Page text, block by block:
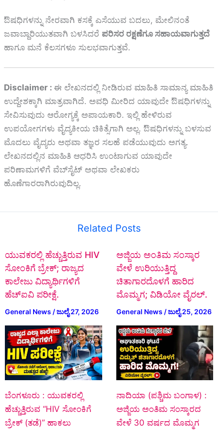
ಔಷಧಿಗಳನ್ನು ನೇರವಾಗಿ ಕಸಕ್ಕೆ ಎಸೆಯುವ ಬದಲು, ಮೇಲಿನಂತೆ
ಜವಾಬ್ದಾರಿಯುತವಾಗಿ ಬಳಸಿದರೆ ಪರಿಸರ ರಕ್ಷಣೆಗೂ ಸಹಾಯವಾಗುತ್ತದೆ
ಹಾಗೂ ಮನೆ ಕೆಲಸಗಳೂ ಸುಲಭವಾಗುತ್ತವೆ.
Disclaimer : ಈ ಲೇಖನದಲ್ಲಿ ನೀಡಿರುವ ಮಾಹಿತಿ ಸಾಮಾನ್ಯ ಮಾಹಿತಿ
ಉದ್ದೇಶಕ್ಕಾಗಿ ಮಾತ್ರವಾಗಿದೆ. ಅವಧಿ ಮೀರಿದ ಯಾವುದೇ ಔಷಧಿಗಳನ್ನು
ಸೇವಿಸುವುದು ಆರೋಗ್ಯಕ್ಕೆ ಅಪಾಯಕಾರಿ. ಇಲ್ಲಿ ಹೇಳಿರುವ
ಉಪಯೋಗಗಳು ವೈದ್ಯಕೀಯ ಚಿಕಿತ್ಸೆಗಾಗಿ ಅಲ್ಲ. ಔಷಧಿಗಳನ್ನು ಬಳಸುವ
ಮೊದಲು ವೈದ್ಯರು ಅಥವಾ ತಜ್ಞರ ಸಲಹೆ ಪಡೆಯುವುದು ಅಗತ್ಯ.
ಲೇಖನದಲ್ಲಿನ ಮಾಹಿತಿ ಆಧರಿಸಿ ಉಂಟಾಗುವ ಯಾವುದೇ
ಪರಿಣಾಮಗಳಿಗೆ ವೆಬ್‌ಸೈಟ್ ಅಥವಾ ಲೇಖಕರು
ಹೊಣೆಗಾರರಾಗಿರುವುದಿಲ್ಲ.
Related Posts
ಯುವಕರಲ್ಲಿ ಹೆಚ್ಚುತ್ತಿರುವ HIV
ಸೋಂಕಿಗೆ ಬ್ರೇಕ್; ರಾಜ್ಯದ
ಕಾಲೇಜು ವಿದ್ಯಾರ್ಥಿಗಳಿಗೆ
ಹೆಚ್‌ಐವಿ ಪರೀಕ್ಷೆ.
General News /ಜುಲೈ 27, 2026
ಬೆಂಗಳೂರು : ಯುವಕರಲ್ಲಿ
ಹೆಚ್ಚುತ್ತಿರುವ “HIV ಸೋಂಕಿಗೆ
ಬ್ರೇಕ್ (ತಡೆ)” ಹಾಕಲು
ಅಜ್ಜಿಯ ಅಂತಿಮ ಸಂಸ್ಕಾರ
ವೇಳೆ ಉರಿಯುತ್ತಿದ್ದ
ಚಿತಾಗಾರದೊಳಗೆ ಹಾರಿದ
ಮೊಮ್ಮಗ; ವಿಡಿಯೋ ವೈರಲ್.
General News /ಜುಲೈ 25, 2026
ನಾದಿಯಾ (ಪಶ್ಚಿಮ ಬಂಗಾಳ) :
ಅಜ್ಜಿಯ ಅಂತಿಮ ಸಂಸ್ಕಾರದ
ವೇಳೆ 30 ವರ್ಷದ ಮೊಮ್ಮಗ